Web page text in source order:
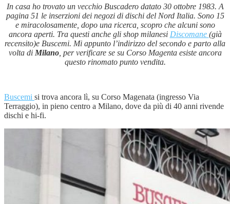
In casa ho trovato un vecchio Buscadero datato 30 ottobre 1983. A
pagina 51 le inserzioni dei negozi di dischi del Nord Italia. Sono 15
e miracolosamente, dopo una ricerca, scopro che alcuni sono
ancora aperti. Tra questi anche gli shop milanesi Discomane (già
recensito)e Buscemi. Mi appunto l’indirizzo del secondo e parto alla
volta di Milano, per verificare se su Corso Magenta esiste ancora
questo rinomato punto vendita.
Buscemi si trova ancora lì, su Corso Magenata (ingresso Via
Terraggio), in pieno centro a Milano, dove da più di 40 anni rivende
dischi e hi-fi.